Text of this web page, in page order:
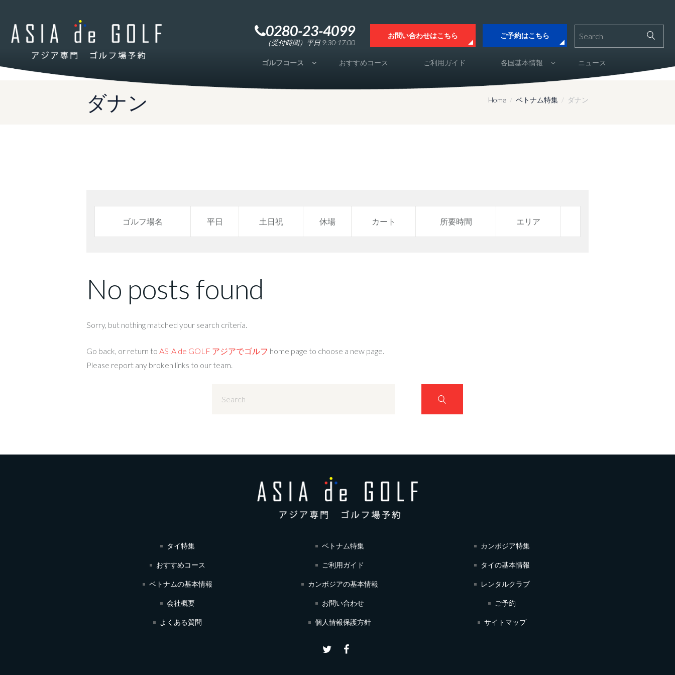
ゴルフコース おすすめコース ご利用ガイド 各国基本情報 ニュース
0280-23-4099
（受付時間）平日 9:30-17:00
お問い合わせはこちら ご予約はこちら
ダナン Home ベトナム特集 ダナン
ゴルフ場名 平日 土日祝 休場 カート 所要時間 エリア
No posts found
Sorry, but nothing matched your search criteria.
Go back, or return to ASIA de GOLF アジアでゴルフ home page to choose a new page.
Please report any broken links to our team.
タイ特集 ベトナム特集 カンボジア特集
おすすめコース ご利用ガイド タイの基本情報
ベトナムの基本情報 カンボジアの基本情報 レンタルクラブ
会社概要 お問い合わせ ご予約
よくある質問 個人情報保護方針 サイトマップ